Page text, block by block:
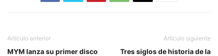
Artículo anterior
MYM lanza su primer disco
Artículo siguiente
Tres siglos de historia de la